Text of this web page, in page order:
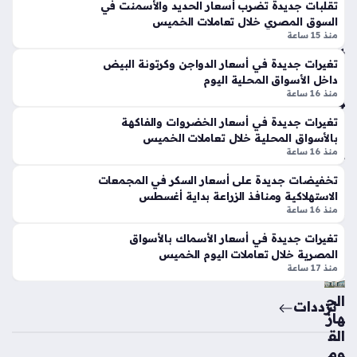
تول
يه
من
ص
به
الج
دي
بالا
تح
اد
الم
ص
ري
منذ
6
سا
عا
الخ
مي
س
بالأ
س
وا
ق
الم
حل
ية
منذ
14
سا
عة
الج
هاز
الق
وم
المحلية المصرية عند مستويات محددة، حيث سجل جرام الذهب
عيار 24 نحو 6828 جنيهًا، بينما حافظ عيار 21 الأكثر طلبًا…
تقلبات جديدة تضرب أسعار الحديد والأسمنت في
السوق المصري خلال تعاملات الخميس
منذ 15 ساعة
تغيرات جديدة في أسعار الدواجن وكرتونة البيض
داخل الأسواق المحلية اليوم
منذ 16 ساعة
تغيرات جديدة في أسعار الخضروات والفاكهة
بالأسواق المحلية خلال تعاملات الخميس
منذ 16 ساعة
تخفيضات جديدة على أسعار السكر في المجمعات
الاستهلاكية ومنافذ الزراعة بداية أغسطس
منذ 16 ساعة
تغيرات جديدة في أسعار الأسماك بالأسواق
المصرية خلال تعاملات اليوم الخميس
منذ 17 ساعة
ترددات